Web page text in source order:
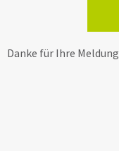
Danke für Ihre Meldung